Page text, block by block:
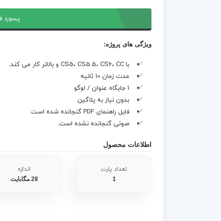
پسورد
ویژگی های پروژه:
با CS5، CS5.5، CS6، CC و بالاتر کار می کند.
مدت زمان 10 ثانیه
1 جایگاه عنوان / لوگو
بدون نیاز به پلاگین
فایل راهنمای PDF گنجانده شده است.
صوتی گنجانده نشده است.
اطلاعات محصول
تعداد پارت
1
اندازه
28 مگابایت